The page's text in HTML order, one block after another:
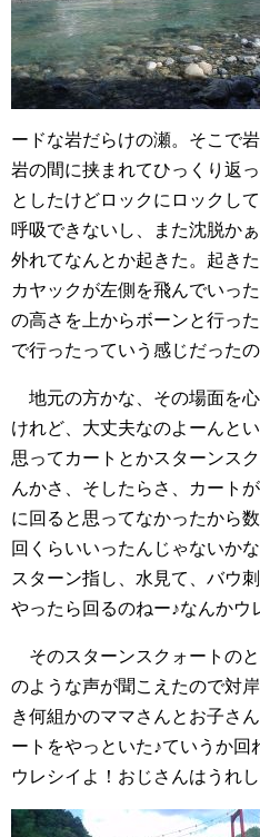
ードな岩だらけの瀬。そこで
岩の間に挟まれてひっくり返
としたけどロックにロックし
呼吸できないし、また沈脱か
外れてなんとか起きた。起き
カヤックが左側を飛んでいっ
の高さを上からボーンと行っ
で行ったっていう感じだった
地元の方かな、その場面を
けれど、大丈夫なのよーんと
思ってカートとかスターンス
んかさ、そしたらさ、カート
に回ると思ってなかったから
回くらいいったんじゃないか
スターン指し、水見て、バウ
やったら回るのねー♪なんかウ
そのスターンスクォートの
のような声が聞こえたので対
き何組かのママさんとお子さ
ートをやっといた♪ていうか回
ウレシイよ！おじさんはうれし